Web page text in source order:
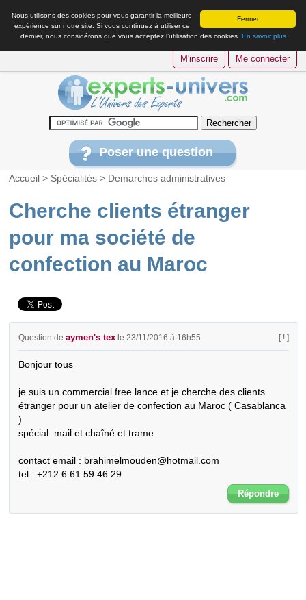
Fermer
Nous utilisons des cookies pour vous garantir la meilleure
expérience sur notre site. Si vous continuez à utiliser ce
dernier, nous considérons que vous acceptez l’utilisation des cookies. En savoir plus
M'inscrire Me connecter
Poser une question
Accueil > Spécialités > Demarches administratives
Cherche clients étranger
pour ma société de
confection au Maroc
Question deaymen's tex le 23/11/2016 à 16h55 [ ! ]
Bonjour tous
je suis un commercial free lance et je cherche des clients
étranger pour un atelier de confection au Maroc ( Casablanca
)
spécial  mail et chaîné et trame
contact email : brahimelmouden@hotmail.com
tel : +212 6 61 59 46 29
Répondre